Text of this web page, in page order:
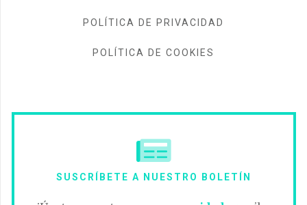
POLÍTICA DE PRIVACIDAD
POLÍTICA DE COOKIES
SUSCRÍBETE A NUESTRO BOLETÍN